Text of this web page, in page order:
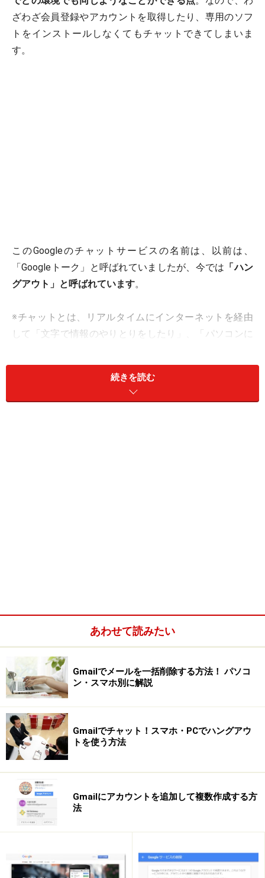
ざわざ会員登録やアカウントを取得したり、専用のソフ
トをインストールしなくてもチャットできてしまいま
す。
このGoogleのチャットサービスの名前は、以前は、
「Googleトーク」と呼ばれていましたが、今では 「ハン
グアウト」と呼ばれています。
※チャットとは、リアルタイムにインターネットを経由
して「文字で情報のやりとりをしたり」、「パソコンに
議をしたり」することです。
Googleアカウントさえあれば、無料で最大10人まで
のビデオ通話
一緒にYouTube動画
画面共有やGoogleドライブ（クラウドハードディス
ク）を使ってコラボレーション
ビデオ通話の様子をYouTubeサービスと連携してラ
イブ配信できる
はじめ方として、「自分から招待する」か、「他の人か
続きを読む
あわせて読みたい
Gmailでメールを一括削除する方法！ パソコ
ン・スマホ別に解説
Gmailでチャット！スマホ・PCでハングアウ
トを使う方法
Gmailにアカウントを追加して複数作成する方
法